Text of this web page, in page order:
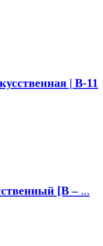
| В-11
[В – ...